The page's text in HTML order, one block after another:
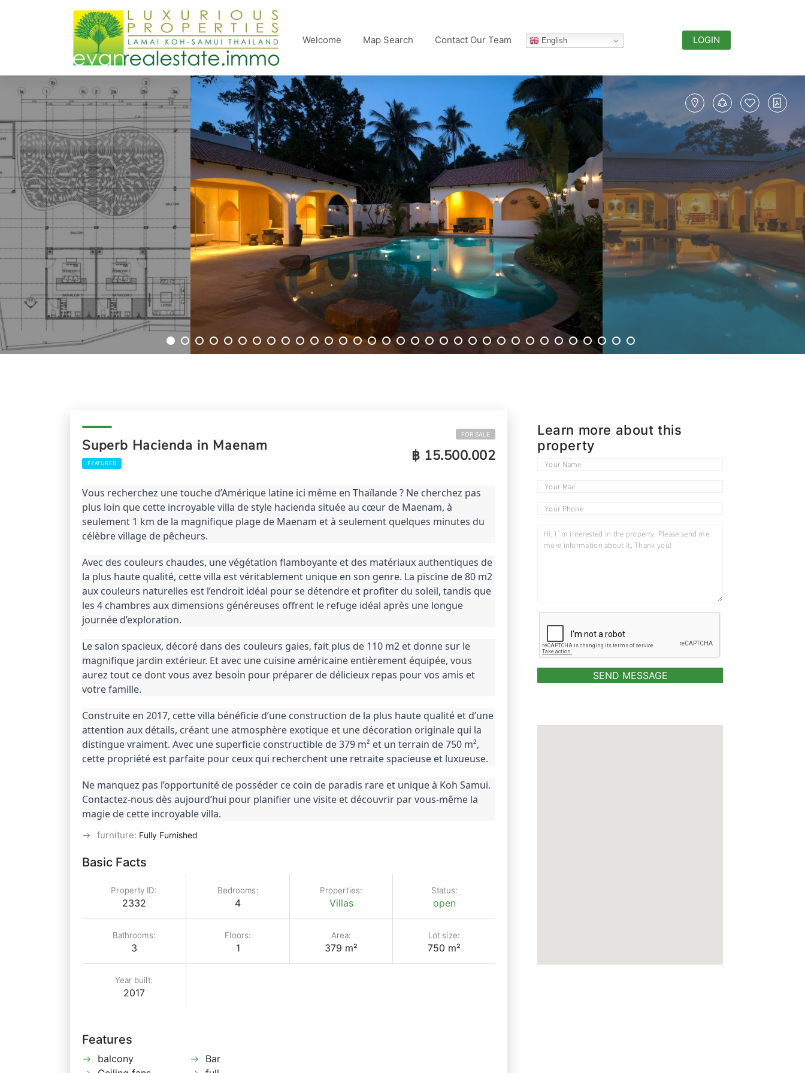
Welcome Map Search Contact Our Team English LOGIN
Superb Hacienda in Maenam
FEATURED
FOR SALE
฿ 15.500.002
Vous recherchez une touche d’Amérique latine ici même en Thaïlande ? Ne cherchez pas
plus loin que cette incroyable villa de style hacienda située au cœur de Maenam, à
seulement 1 km de la magnifique plage de Maenam et à seulement quelques minutes du
célèbre village de pêcheurs.
Avec des couleurs chaudes, une végétation flamboyante et des matériaux authentiques de
la plus haute qualité, cette villa est véritablement unique en son genre. La piscine de 80 m2
aux couleurs naturelles est l’endroit idéal pour se détendre et profiter du soleil, tandis que
les 4 chambres aux dimensions généreuses offrent le refuge idéal après une longue
journée d’exploration.
Le salon spacieux, décoré dans des couleurs gaies, fait plus de 110 m2 et donne sur le
magnifique jardin extérieur. Et avec une cuisine américaine entièrement équipée, vous
aurez tout ce dont vous avez besoin pour préparer de délicieux repas pour vos amis et
votre famille.
Construite en 2017, cette villa bénéficie d’une construction de la plus haute qualité et d’une
attention aux détails, créant une atmosphère exotique et une décoration originale qui la
distingue vraiment. Avec une superficie constructible de 379 m² et un terrain de 750 m²,
cette propriété est parfaite pour ceux qui recherchent une retraite spacieuse et luxueuse.
Contactez-nous dès aujourd’hui pour planifier une visite et découvrir par vous-même la
magie de cette incroyable villa.
furniture: Fully Furnished
Basic Facts
Property ID:
2332
Bedrooms:
4
Properties:
Villas
Status:
open
Bathrooms:
3
Floors:
1
Area:
379 m²
Lot size:
750 m²
Year built:
2017
Features
balcony
Bar
Learn more about this
property